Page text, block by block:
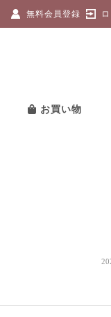
無料会員登録
お買い物